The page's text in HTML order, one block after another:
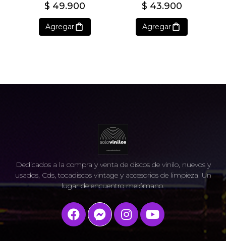
$ 49.900
Agregar
$ 43.900
Agregar
Dedicados a la compra y venta de discos de vinilo, nuevos y
usados, Cds, tocadiscos vintage y accesorios de limpieza. Un
lugar de encuentro melómano.